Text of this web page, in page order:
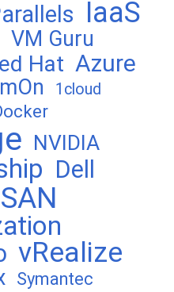
IaaS
VM Guru
Hat Azure
1cloud
NVIDIA
Dell
vRealize
Symantec